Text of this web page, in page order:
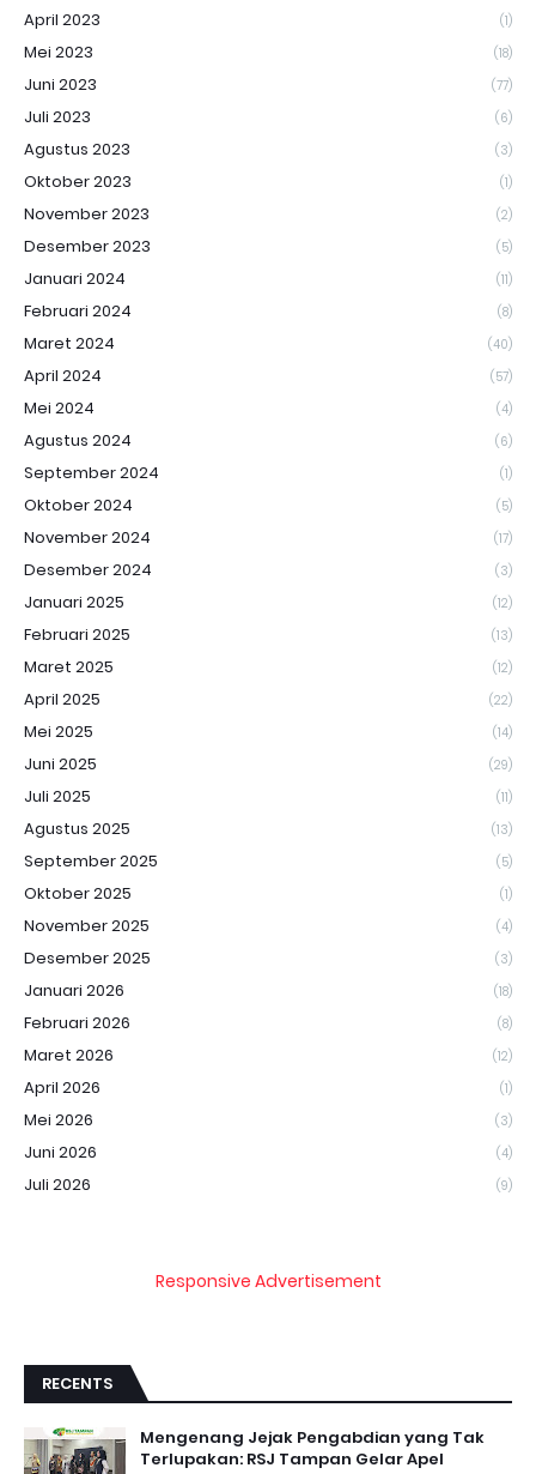
April 2023 (1)
Mei 2023 (18)
Juni 2023 (77)
Juli 2023 (6)
Agustus 2023 (3)
Oktober 2023 (1)
November 2023 (2)
Desember 2023 (5)
Januari 2024 (11)
Februari 2024 (8)
Maret 2024 (40)
April 2024 (57)
Mei 2024 (4)
Agustus 2024 (6)
September 2024 (1)
Oktober 2024 (5)
November 2024 (17)
Desember 2024 (3)
Januari 2025 (12)
Februari 2025 (13)
Maret 2025 (12)
April 2025 (22)
Mei 2025 (14)
Juni 2025 (29)
Juli 2025 (11)
Agustus 2025 (13)
September 2025 (5)
Oktober 2025 (1)
November 2025 (4)
Desember 2025 (3)
Januari 2026 (18)
Februari 2026 (8)
Maret 2026 (12)
April 2026 (1)
Mei 2026 (3)
Juni 2026 (4)
Juli 2026 (9)
Responsive Advertisement
RECENTS
Mengenang Jejak Pengabdian yang Tak
Terlupakan: RSJ Tampan Gelar Apel